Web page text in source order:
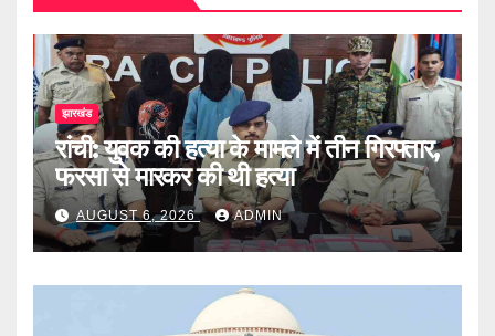
झारखंड
रांची: युवक की हत्या के मामले में तीन गिरफ्तार,
फरसा से मारकर की थी हत्या
AUGUST 6, 2026 ADMIN